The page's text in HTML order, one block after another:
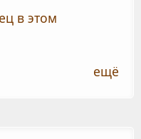
в этом
ещё